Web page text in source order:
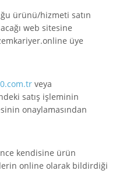
ürünü/hizmeti satın
web sitesine
üye
veya
satış işleminin
onaylamasından
kendisine ürün
online olarak bildirdiği